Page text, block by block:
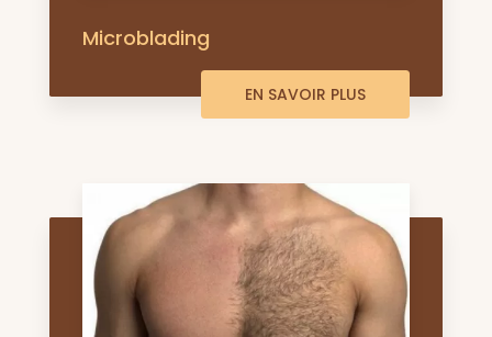
Microblading
EN SAVOIR PLUS